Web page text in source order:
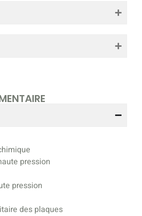
pression
pression
des plaques